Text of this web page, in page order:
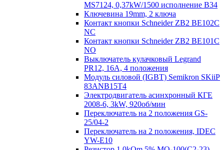
MS7124, 0,37kW/1500 исполнение В34
Ключевина 19mm, 2 ключа
Контакт кнопки Schneider ZB2 BE102C
NC
Контакт кнопки Schneider ZB2 BE101C
NO
Выключатель кулачковый Legrand
PR12, 16A, 4 положения
Модуль силовой (IGBT) Semikron SKiiP
83ANB15T4
Электродвигатель асинхронный КГЕ
2008-6, 3kW, 920об/мин
Переключатель на 2 положения GS-
25/04-2
Переключатель на 2 положения, IDEC
YW-E10